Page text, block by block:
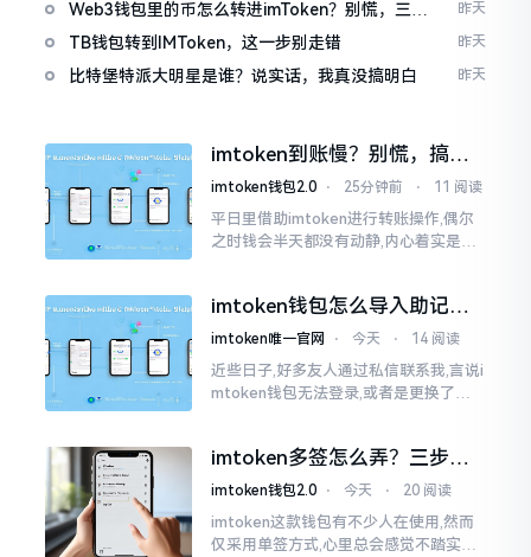
Web3钱包里的币怎么转进imToken？别慌，三步
搞定
昨天
TB钱包转到IMToken，这一步别走错 昨天
比特堡特派大明星是谁？说实话，我真没搞明白 昨天
imtoken到账慢？别慌，搞懂
这几点比啥都强
imtoken钱包2.0 ⋅ 25分钟前 ⋅ 11 阅读
平日里借助imtoken进行转账操作,偶尔
之时钱会半天都没有动静,内心着实是挺
这个东西呢
imtoken钱包怎么导入助记
词？手把手教你找回资产
imtoken唯一官网 ⋅ 今天 ⋅ 14 阅读
近些日子,好多友人通过私信联系我,言说i
mtoken钱包无法登录,或者是更换了手
imtoken多签怎么弄？三步搞
定，资产更安全
imtoken钱包2.0 ⋅ 今天 ⋅ 20 阅读
imtoken这款钱包有不少人在使用,然而
仅采用单签方式,心里总会感觉不踏实。